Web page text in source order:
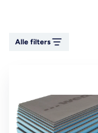
Alle filters